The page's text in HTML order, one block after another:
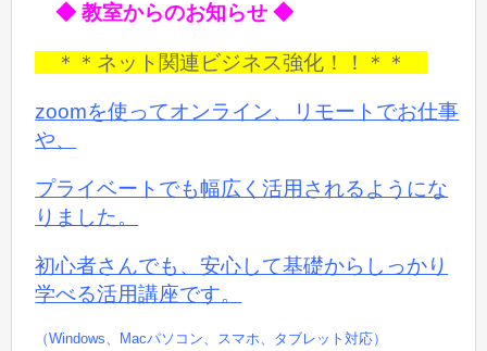
◆ 教室からのお知らせ ◆
＊＊ネット関連ビジネス強化！！＊＊
zoomを使ってオンライン、リモートでお仕事
や、
プライベートでも幅広く活用されるようにな
りました。
初心者さんでも、安心して基礎からしっかり
学べる活用講座です。
（Windows、Macパソコン、スマホ、タブレット対応）